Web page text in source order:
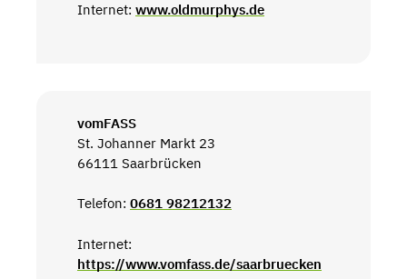
Internet: www.oldmurphys.de
vomFASS
St. Johanner Markt 23
66111 Saarbrücken
Telefon: 0681 98212132
Internet:
https://www.vomfass.de/saarbruecken